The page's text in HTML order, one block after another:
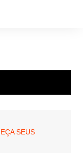
SEUS